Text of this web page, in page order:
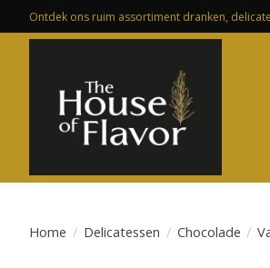
Ontdek ons ruim assortiment dranken,
Home / Delicatessen / Chocolade /